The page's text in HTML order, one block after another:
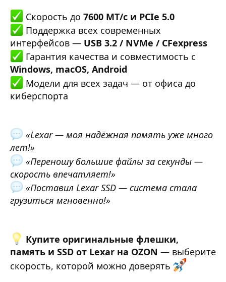
Скорость до7600 МТ/с и PCIe 5.0
Поддержка всех современных
интерфейсов — USB 3.2 / NVMe / CFexpress
Гарантия качества и совместимость с
Windows, macOS, Android
Модели для всех задач — от офиса до
киберспорта
«Lexar — моя надёжная память уже много
лет!»
«Переношу большие файлы за секунды —
скорость впечатляет!»
«Поставил Lexar SSD — система стала
грузиться мгновенно!»
Купите оригинальные флешки,
память и SSD от Lexar на OZON — выберите
скорость, которой можно доверять